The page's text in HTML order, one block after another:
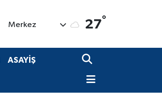
Merkez 27°
ASAYİŞ